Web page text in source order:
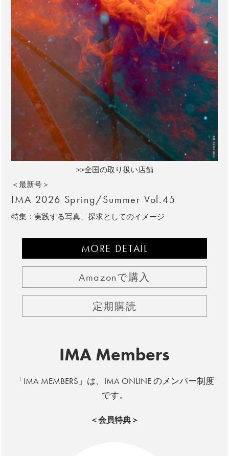
>>全国の取り扱い店舗
＜最新号＞
IMA 2026 Spring/Summer Vol.45
特集：実践する写真、探求としてのイメージ
MORE DETAIL
Amazonで購入
定期購読
IMA Members
「IMA MEMBERS」は、IMA ONLINE のメンバー制度
です。
＜会員特典＞